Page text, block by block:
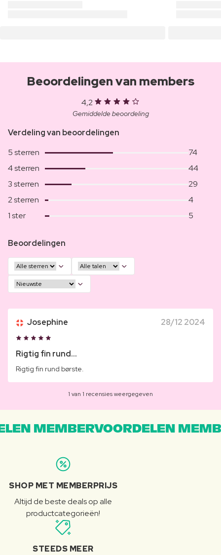
Beoordelingen van members
4,2
Gemiddelde beoordeling
Verdeling van beoordelingen
5 sterren
74
4 sterren
44
3 sterren
29
2 sterren
4
1 ster
5
Beoordelingen
Josephine 28/12 2024
Rigtig fin rund...
Rigtig fin rund børste.
1 van 1 recensies weergegeven
MEMBERVOORDELEN
SHOP MET MEMBERPRIJS
Altijd de beste deals op alle
productcategorieën!
STEEDS MEER